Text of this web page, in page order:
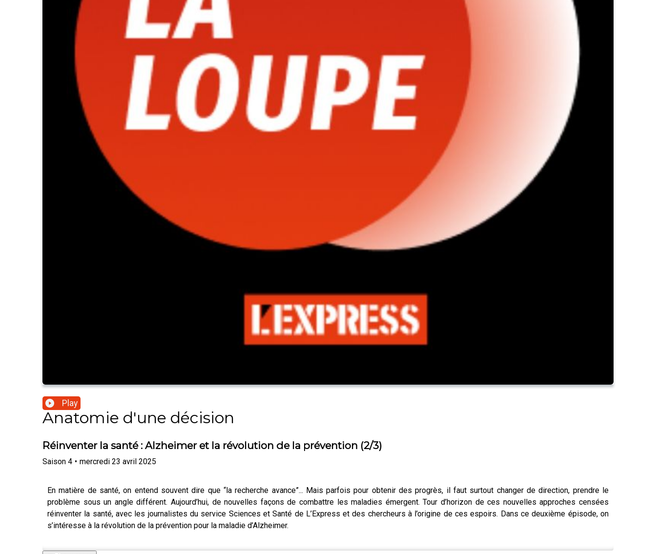
Play
Anatomie d'une décision
Réinventer la santé : Alzheimer et la révolution de la prévention (2/3)
Saison 4 • mercredi 23 avril 2025
En matière de santé, on entend souvent dire que “la recherche avance”... Mais parfois pour obtenir des progrès, il faut surtout changer de direction, prendre le
problème sous un angle différent. Aujourd’hui, de nouvelles façons de combattre les maladies émergent. Tour d’horizon de ces nouvelles approches censées
réinventer la santé, avec les journalistes du service Sciences et Santé de L’Express et des chercheurs à l’origine de ces espoirs. Dans ce deuxième épisode, on
s’intéresse à la révolution de la prévention pour la maladie d’Alzheimer.